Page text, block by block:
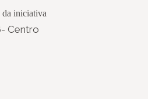
da iniciativa
Centro